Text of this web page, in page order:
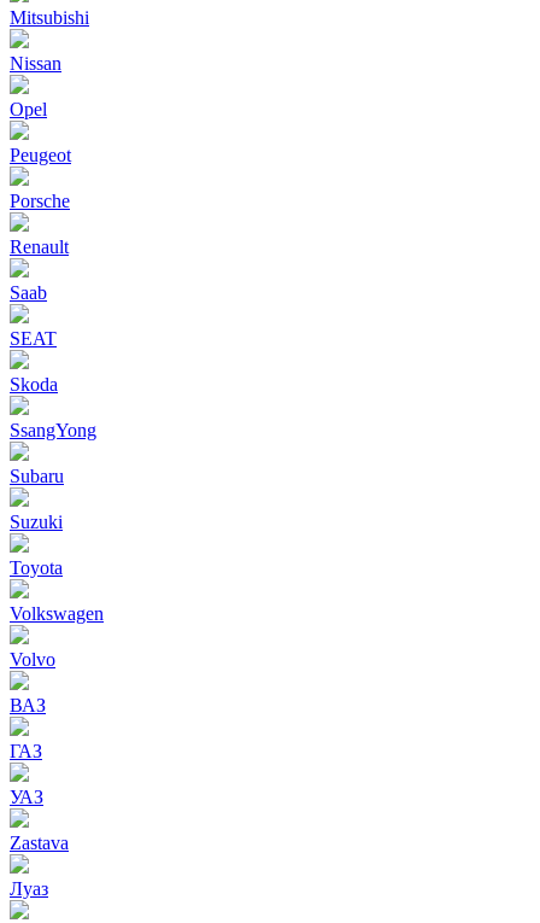
Mitsubishi
Nissan
Opel
Peugeot
Porsche
Renault
Saab
SEAT
Skoda
SsangYong
Subaru
Suzuki
Toyota
Volkswagen
Volvo
ВАЗ
ГАЗ
УАЗ
Zastava
Луаз